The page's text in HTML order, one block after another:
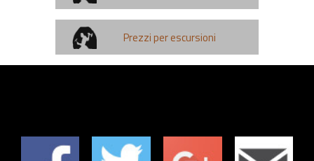
Prezzi per escursioni